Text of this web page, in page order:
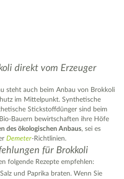
direkt vom Erzeuger
steht auch beim Anbau von Brokkoli
im Mittelpunkt. Synthetische
Stickstoffdünger sind beim
Bauern bewirtschaften ihre Höfe
des ökologischen Anbaus, sei es
Demeter-Richtlinien.
für Brokkoli
folgende Rezepte empfehlen:
und Paprika braten. Wenn Sie